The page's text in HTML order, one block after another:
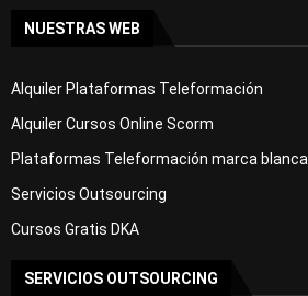
NUESTRAS WEB
Alquiler Plataformas Teleformación
Alquiler Cursos Online Scorm
Plataformas Teleformación marca blanca
Servicios Outsourcing
Cursos Gratis DKA
SERVICIOS OUTSOURCING